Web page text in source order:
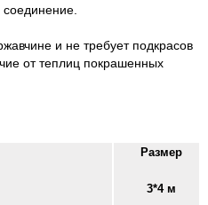
и не требует подкрасов
от теплиц покрашенных
Размер
3*4 м